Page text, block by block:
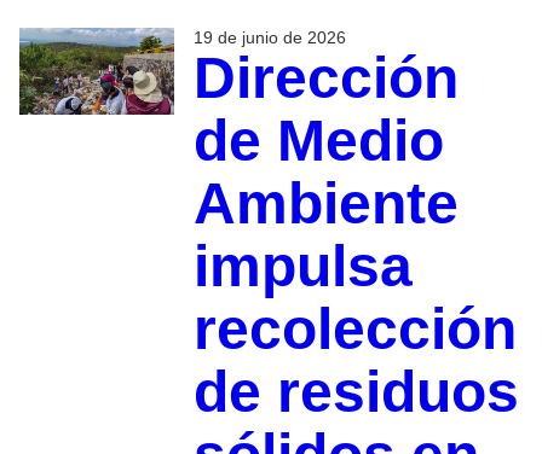
19 de junio de 2026
Dirección
de Medio
Ambiente
impulsa
recolección
de residuos